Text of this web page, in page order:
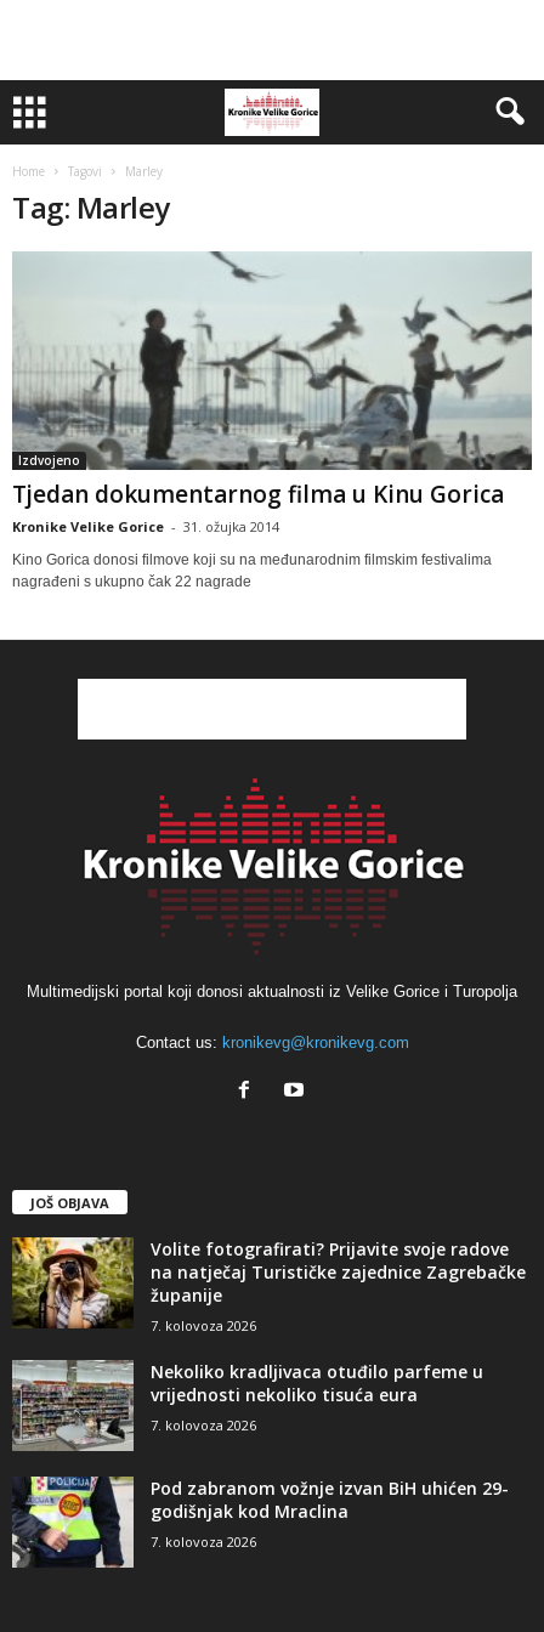
Home Tagovi Marley
Tag: Marley
Izdvojeno
Tjedan dokumentarnog filma u Kinu Gorica
Kronike Velike Gorice - 31. ožujka 2014
Kino Gorica donosi filmove koji su na međunarodnim filmskim festivalima
nagrađeni s ukupno čak 22 nagrade
Multimedijski portal koji donosi aktualnosti iz Velike Gorice i Turopolja
Contact us: kronikevg@kronikevg.com
JOŠ OBJAVA
Volite fotografirati? Prijavite svoje radove
na natječaj Turističke zajednice Zagrebačke
županije
7. kolovoza 2026
Nekoliko kradljivaca otuđilo parfeme u
vrijednosti nekoliko tisuća eura
7. kolovoza 2026
Pod zabranom vožnje izvan BiH uhićen 29-
godišnjak kod Mraclina
7. kolovoza 2026